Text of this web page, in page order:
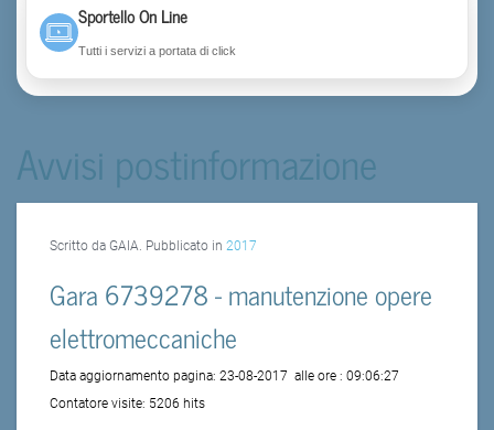
Sportello On Line
Tutti i servizi a portata di click
Avvisi postinformazione
Scritto da GAIA. Pubblicato in 2017
Gara 6739278 - manutenzione opere
elettromeccaniche
Data aggiornamento pagina: 23-08-2017 alle ore : 09:06:27
Contatore visite: 5206 hits